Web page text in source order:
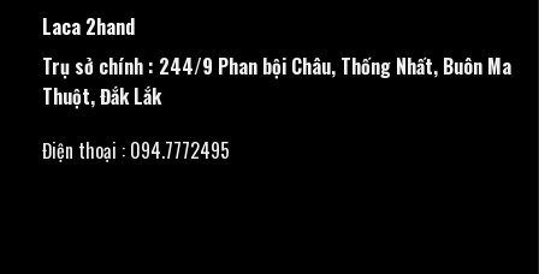
Laca 2hand
Trụ sở chính : 244/9 Phan bội Châu, Thống Nhất, Buôn Ma
Thuột, Đắk Lắk
Điện thoại : 094.7772495